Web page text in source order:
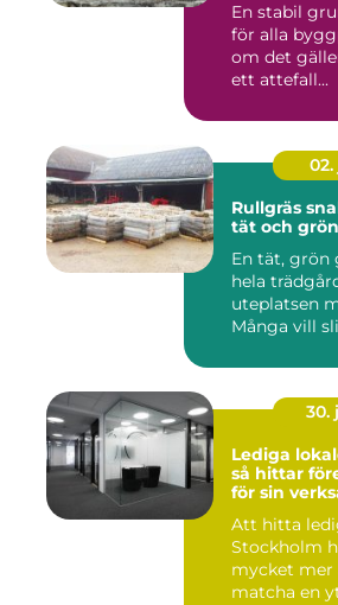
En stabil
för alla
om det
ett attefall...
Rullgräs snabb väg till en
tät och
En tät, grön
hela
uteplatsen
Många vill
30.
Lediga
så hittar
för sin
Att hitta
Stockholm
mycket mer
matcha en